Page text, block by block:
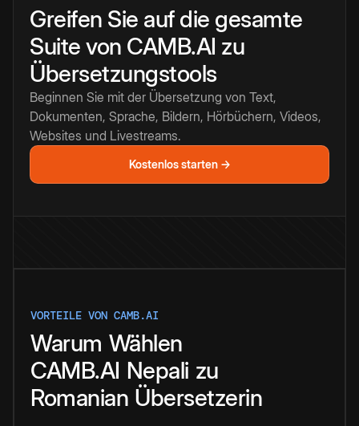
Greifen Sie auf die gesamte
Suite von CAMB.AI zu
Übersetzungstools
Beginnen Sie mit der Übersetzung von Text,
Dokumenten, Sprache, Bildern, Hörbüchern, Videos,
Websites und Livestreams.
Kostenlos starten →
VORTEILE VON CAMB.AI
Warum Wählen
CAMB.AI Nepali zu
Romanian Übersetzerin